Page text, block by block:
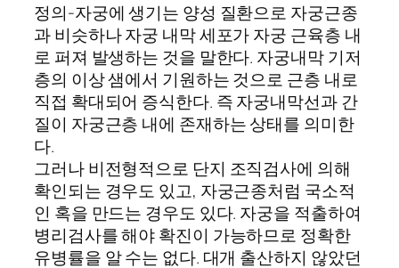
정의-자궁에 생기는 양성 질환으로 자궁근종
과 비슷하나 자궁 내막 세포가 자궁 근육층 내
로 퍼져 발생하는 것을 말한다. 자궁내막 기저
층의 이상 샘에서 기원하는 것으로 근층 내로
직접 확대되어 증식한다. 즉 자궁내막선과 간
질이 자궁근층 내에 존재하는 상태를 의미한
다.
그러나 비전형적으로 단지 조직검사에 의해
확인되는 경우도 있고, 자궁근종처럼 국소적
인 혹을 만드는 경우도 있다. 자궁을 적출하여
병리검사를 해야 확진이 가능하므로 정확한
유병률을 알 수는 없다. 대개 출산하지 않았던